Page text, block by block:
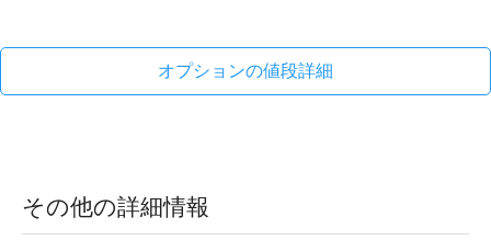
オプションの値段詳細
その他の詳細情報